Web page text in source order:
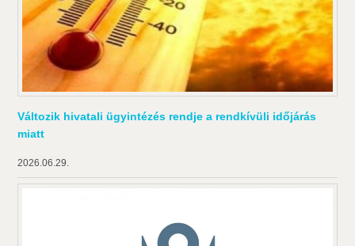
Változik hivatali ügyintézés rendje a rendkívüli időjárás
miatt
2026.06.29.